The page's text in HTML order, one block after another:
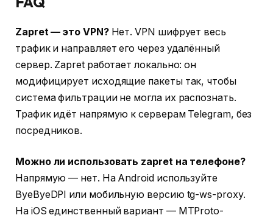
Zapret — это VPN?Нет. VPN шифрует весь
трафик и направляет его через удалённый
сервер. Zapret работает локально: он
модифицирует исходящие пакеты так, чтобы
система фильтрации не могла их распознать.
Трафик идёт напрямую к серверам Telegram, без
посредников.
Можно ли использовать zapret на телефоне?
Напрямую — нет. На Android используйте
ByeByeDPI или мобильную версию tg-ws-proxy.
На iOS единственный вариант — MTProto-